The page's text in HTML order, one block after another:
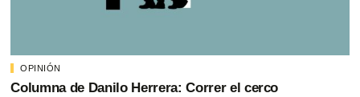
OPINIÓN
Columna de Danilo Herrera: Correr el cerco